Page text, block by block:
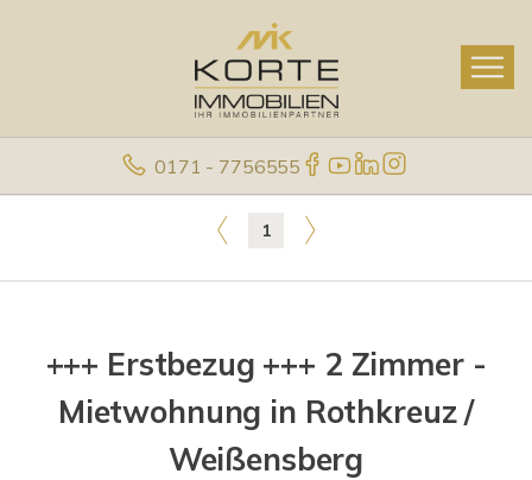
0171 - 7756555
1
+++ Erstbezug +++ 2 Zimmer -
Mietwohnung in Rothkreuz /
Weißensberg